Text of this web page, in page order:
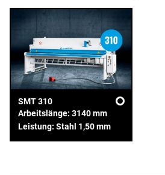
SMT 310
Arbeitslänge: 3140 mm
Leistung: Stahl 1,50 mm